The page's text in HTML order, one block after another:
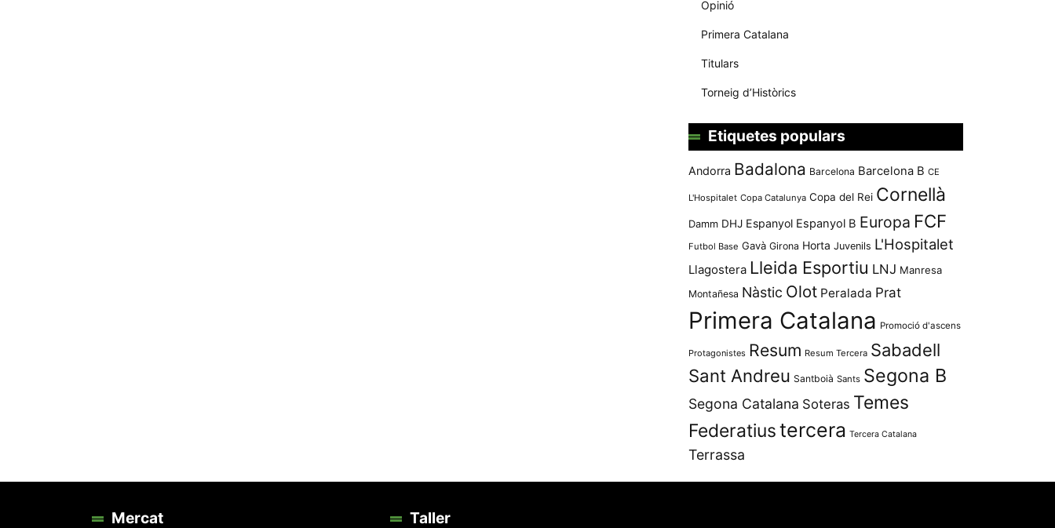
Opinió
Primera Catalana
Titulars
Torneig d’Històrics
Etiquetes populars
Andorra Badalona Barcelona Barcelona B CE
L'Hospitalet Copa Catalunya Copa del Rei Cornellà
Damm DHJ Espanyol Espanyol B Europa FCF
Futbol Base Gavà Girona Horta Juvenils L'Hospitalet
Llagostera Lleida Esportiu LNJ Manresa
Montañesa Nàstic Olot Peralada Prat
Primera Catalana Promoció d'ascens
Protagonistes Resum Resum Tercera Sabadell
Sant Andreu Santboià Sants Segona B
Segona Catalana Soteras Temes
Federatiustercera Tercera Catalana
Terrassa
Mercat Taller